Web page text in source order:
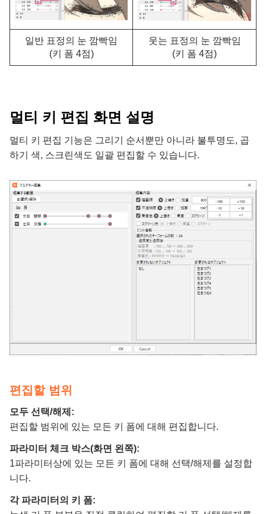
일반 표정의 눈 깜빡임
(키 폼 4점)
웃는 표정의 눈 깜빡임
(키 폼 4점)
멀티 키 편집 화면 설명
멀티 키 편집 기능은 그리기 순서뿐만 아니라 불투명도, 곱
하기 색, 스크린색도 일괄 편집할 수 있습니다.
편집할 범위
모두 선택/해제:
편집할 범위에 있는 모든 키 폼에 대해 편집합니다.
파라미터 체크 박스(화면 왼쪽):
1파라미터상에 있는 모든 키 폼에 대해 선택/해제를 설정합
니다.
각 파라미터의 키 폼: